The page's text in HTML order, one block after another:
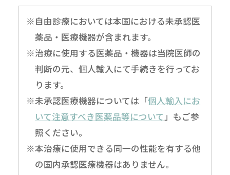
※自由診療においては本国における未承認医
薬品・医療機器が含まれます。
※治療に使用する医薬品・機器は当院医師の
判断の元、個人輸入にて手続きを行ってお
ります。
※未承認医療機器については「個人輸入にお
いて注意すべき医薬品等について」もご参
照ください。
※本治療に使用できる同一の性能を有する他
の国内承認医療機器はありません。